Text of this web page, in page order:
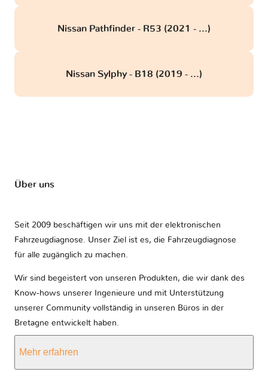
Nissan Pathfinder - R53 (2021 - ...)
Nissan Sylphy - B18 (2019 - ...)
Über uns
Seit 2009 beschäftigen wir uns mit der elektronischen
Fahrzeugdiagnose. Unser Ziel ist es, die Fahrzeugdiagnose
für alle zugänglich zu machen.
Wir sind begeistert von unseren Produkten, die wir dank des
Know-hows unserer Ingenieure und mit Unterstützung
unserer Community vollständig in unseren Büros in der
Bretagne entwickelt haben.
Mehr erfahren